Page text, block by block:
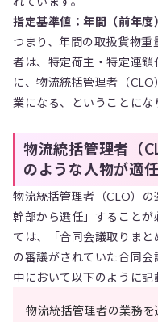
指定基準値：年間（前年
つまり、年間の取扱貨物
者は、特定荷主・特定連
に、物流統括管理者（
業になる、ということにな
物流統括管理者（
のような人物が適
物流統括管理者（CLO）
幹部から選任」することが
ては、「合同会議取りま
の審議がされていた合同
中において以下のように記
物流統括管理者の業務